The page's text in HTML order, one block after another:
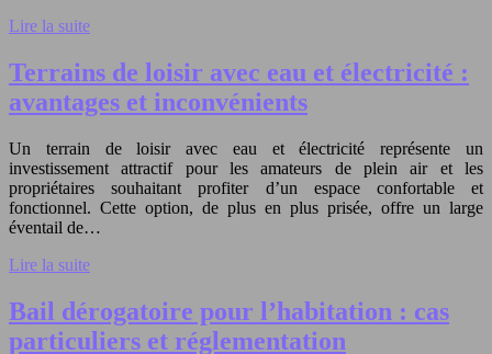
Lire la suite
Terrains de loisir avec eau et électricité :
avantages et inconvénients
Un terrain de loisir avec eau et électricité représente un
investissement attractif pour les amateurs de plein air et les
propriétaires souhaitant profiter d’un espace confortable et
fonctionnel. Cette option, de plus en plus prisée, offre un large
éventail de…
Lire la suite
Bail dérogatoire pour l’habitation : cas
particuliers et réglementation